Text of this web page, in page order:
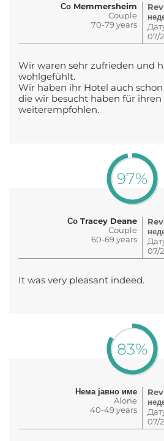
Со Memmersheim
Couple
70-79 years
07/
Wir waren sehr zufrieden und
wohlgefühlt.
Wir haben ihr Hotel auch
die wir besucht haben für
weiterempfohlen.
97%
Со Tracey Deane
Couple
60-69 years
07/
It was very pleasant indeed.
83%
Нема јавно име
Alone
40-49 years
07/